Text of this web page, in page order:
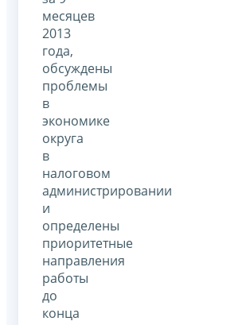
месяцев
2013
года,
обсуждены
проблемы
в
экономике
округа
в
налоговом
администрировании
и
определены
приоритетные
направления
работы
до
конца